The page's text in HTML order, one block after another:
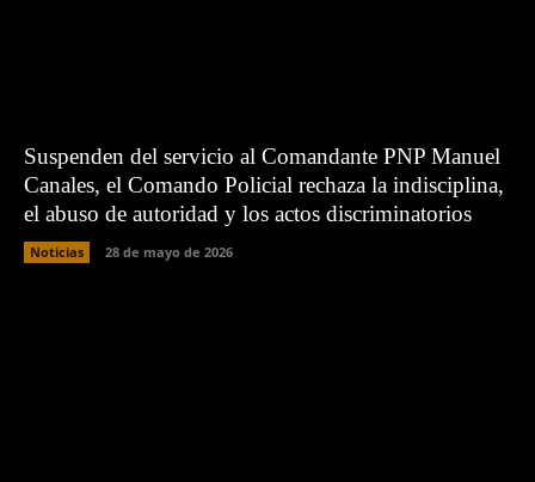
Suspenden del servicio al Comandante PNP Manuel
Canales, el Comando Policial rechaza la indisciplina,
el abuso de autoridad y los actos discriminatorios
Noticias 28 de mayo de 2026